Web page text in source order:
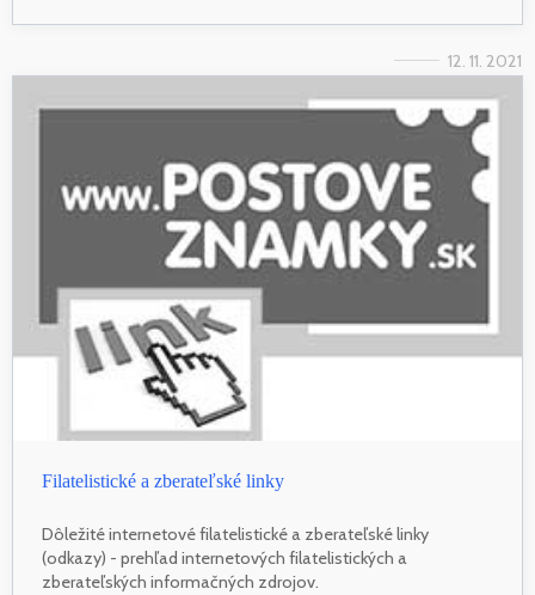
12. 11. 2021
Filatelistické a zberateľské linky
Dôležité internetové filatelistické a zberateľské linky
(odkazy) - prehľad internetových filatelistických a
zberateľských informačných zdrojov.